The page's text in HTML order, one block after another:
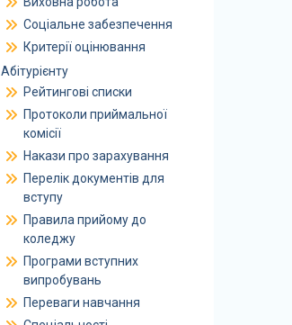
Соціальне забезпечення
Критерії оцінювання
Абітурієнту
Рейтингові списки
Протоколи приймальної
комісії
Накази про зарахування
Перелік документів для
вступу
Правила прийому до
коледжу
Програми вступних
випробувань
Переваги навчання